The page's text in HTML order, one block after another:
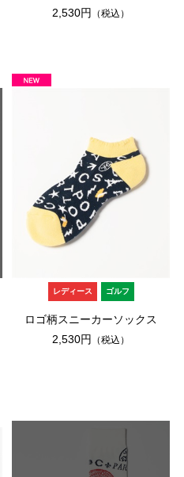
2,530円
（税込）
レディース ゴルフ
ロゴ柄スニーカーソックス
2,530円
（税込）